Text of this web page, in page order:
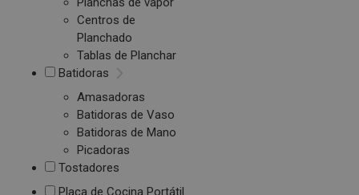
Centros de
Planchado
Tablas de Planchar
Batidoras
Amasadoras
Batidoras de Vaso
Batidoras de Mano
Picadoras
Tostadores
Placa de Cocina Portátil